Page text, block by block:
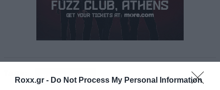
Roxx.gr - Do Not Process My Personal Information
τελευταία φορά μία από τις μεγαλύτερες
φωνές που έβγαλε το heavy metal. Το πρώτο
WARREL DANE